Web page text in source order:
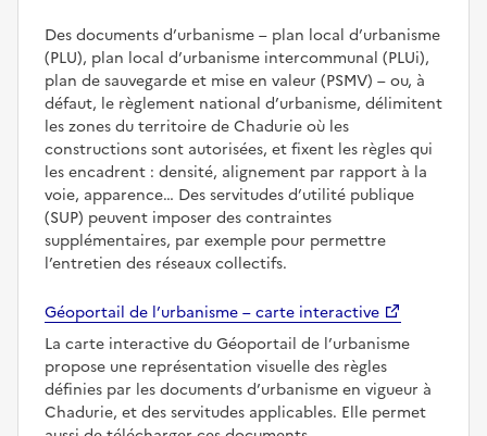
Des documents d’urbanisme – plan local d’urbanisme
(PLU), plan local d’urbanisme intercommunal (PLUi),
plan de sauvegarde et mise en valeur (PSMV) – ou, à
défaut, le règlement national d’urbanisme, délimitent
les zones du territoire de Chadurie où les
constructions sont autorisées, et fixent les règles qui
les encadrent : densité, alignement par rapport à la
voie, apparence… Des servitudes d’utilité publique
(SUP) peuvent imposer des contraintes
supplémentaires, par exemple pour permettre
l’entretien des réseaux collectifs.
Géoportail de l’urbanisme – carte interactive
La carte interactive du Géoportail de l’urbanisme
propose une représentation visuelle des règles
définies par les documents d’urbanisme en vigueur à
Chadurie, et des servitudes applicables. Elle permet